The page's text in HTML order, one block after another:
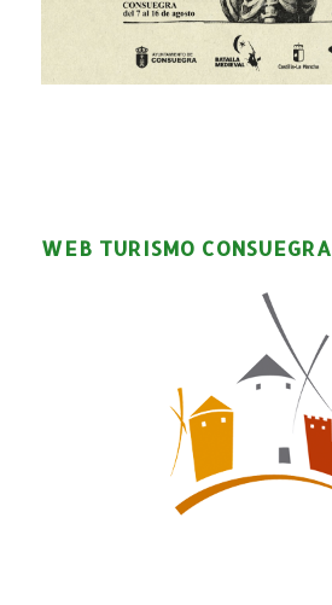
WEB TURISMO CONSUEGRA